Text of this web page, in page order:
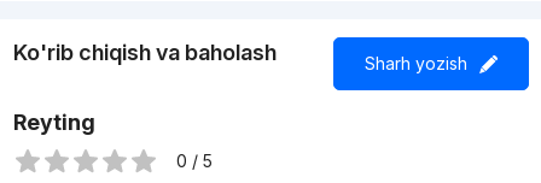
Ko'rib chiqish va baholash Sharh yozish
Reyting
0 / 5